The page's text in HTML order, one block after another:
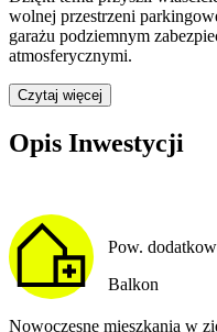
wolnej przestrzeni
garażu podziemnym
atmosferycznymi.
Czytaj więcej
Opis Inwestycji
Pow.
Balkon
Nowoczesne mieszkania w